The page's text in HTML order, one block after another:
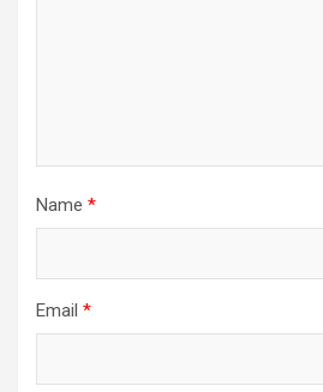
Name *
Email *